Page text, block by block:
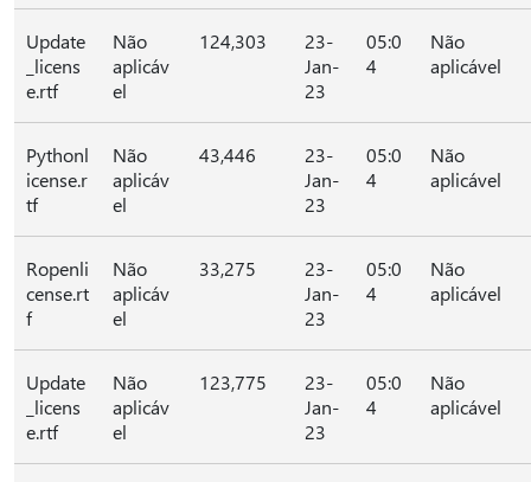
Update
_licens
e.rtf
Não
aplicáv
el
124,303
23-
Jan-
23
05:0
4
Não
aplicável
Pythonl
icense.r
tf
Não
aplicáv
el
43,446
23-
Jan-
23
05:0
4
Não
aplicável
Ropenli
cense.rt
f
Não
aplicáv
el
33,275
23-
Jan-
23
05:0
4
Não
aplicável
Update
_licens
e.rtf
Não
aplicáv
el
123,775
23-
Jan-
23
05:0
4
Não
aplicável